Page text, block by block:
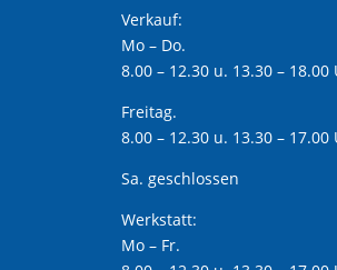
Verkauf:
Mo – Do.
8.00 – 12.30 u. 13.30 – 18.00
Freitag.
8.00 – 12.30 u. 13.30 – 17.00
Sa. geschlossen
Werkstatt:
Mo – Fr.